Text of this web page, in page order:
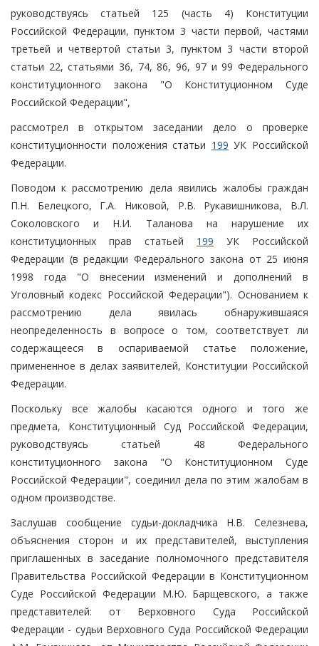
руководствуясь статьей 125 (часть 4) Конституции
Российской Федерации, пунктом 3 части первой, частями
третьей и четвертой статьи 3, пунктом 3 части второй
статьи 22, статьями 36, 74, 86, 96, 97 и 99 Федерального
конституционного закона "О Конституционном Суде
Российской Федерации",
рассмотрел в открытом заседании дело о проверке
конституционности положения статьи 199 УК Российской
Федерации.
Поводом к рассмотрению дела явились жалобы граждан
П.Н. Белецкого, Г.А. Никовой, Р.В. Рукавишникова, В.Л.
Соколовского и Н.И. Таланова на нарушение их
конституционных прав статьей 199 УК Российской
Федерации (в редакции Федерального закона от 25 июня
1998 года "О внесении изменений и дополнений в
Уголовный кодекс Российской Федерации"). Основанием к
рассмотрению дела явилась обнаружившаяся
неопределенность в вопросе о том, соответствует ли
содержащееся в оспариваемой статье положение,
примененное в делах заявителей, Конституции Российской
Федерации.
Поскольку все жалобы касаются одного и того же
предмета, Конституционный Суд Российской Федерации,
руководствуясь статьей 48 Федерального
конституционного закона "О Конституционном Суде
Российской Федерации", соединил дела по этим жалобам в
одном производстве.
Заслушав сообщение судьи-докладчика Н.В. Селезнева,
объяснения сторон и их представителей, выступления
приглашенных в заседание полномочного представителя
Правительства Российской Федерации в Конституционном
Суде Российской Федерации М.Ю. Барщевского, а также
представителей: от Верховного Суда Российской
Федерации - судьи Верховного Суда Российской Федерации